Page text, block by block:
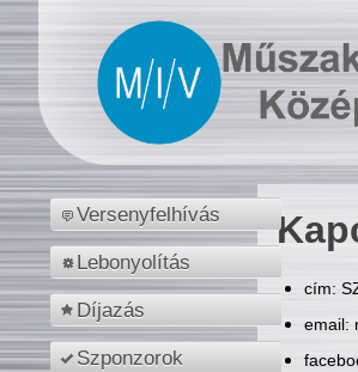
Versenyfelhívás
Lebonyolítás
Díjazás
Szponzorok
cím:
email: